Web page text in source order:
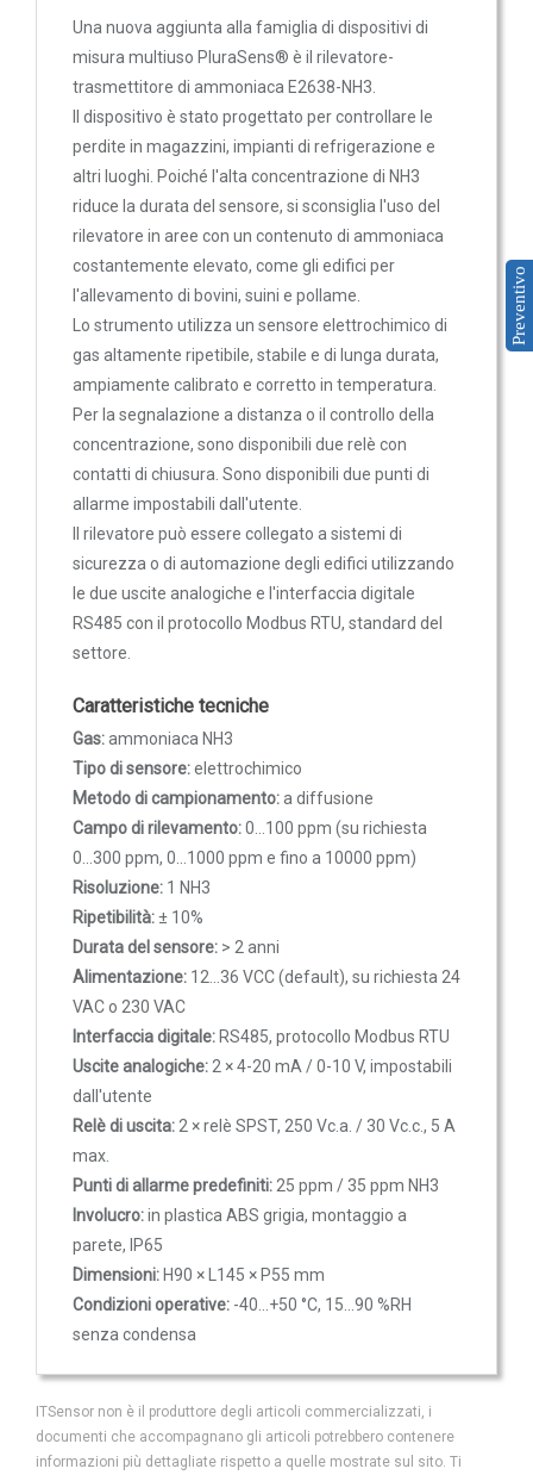
Una nuova aggiunta alla famiglia di dispositivi di
misura multiuso PluraSens® è il rilevatore-
trasmettitore di ammoniaca E2638-NH3.
Il dispositivo è stato progettato per controllare le
perdite in magazzini, impianti di refrigerazione e
altri luoghi. Poiché l'alta concentrazione di NH3
riduce la durata del sensore, si sconsiglia l'uso del
rilevatore in aree con un contenuto di ammoniaca
costantemente elevato, come gli edifici per
l'allevamento di bovini, suini e pollame.
Lo strumento utilizza un sensore elettrochimico di
gas altamente ripetibile, stabile e di lunga durata,
ampiamente calibrato e corretto in temperatura.
Per la segnalazione a distanza o il controllo della
concentrazione, sono disponibili due relè con
contatti di chiusura. Sono disponibili due punti di
allarme impostabili dall'utente.
Il rilevatore può essere collegato a sistemi di
sicurezza o di automazione degli edifici utilizzando
le due uscite analogiche e l'interfaccia digitale
RS485 con il protocollo Modbus RTU, standard del
settore.
Caratteristiche tecniche
Gas:ammoniaca NH3
Tipo di sensore:elettrochimico
Metodo di campionamento:a diffusione
Campo di rilevamento:0...100 ppm (su richiesta
0...300 ppm, 0...1000 ppm e fino a 10000 ppm)
Risoluzione: 1 NH3
Ripetibilità:± 10%
Durata del sensore: > 2 anni
Alimentazione: 12...36 VCC (default), su richiesta 24
VAC o 230 VAC
Interfaccia digitale: RS485, protocollo Modbus RTU
Uscite analogiche:2 × 4-20 mA / 0-10 V, impostabili
dall'utente
Relè di uscita:2 × relè SPST, 250 Vc.a. / 30 Vc.c., 5 A
max.
Punti di allarme predefiniti:25 ppm / 35 ppm NH3
Involucro:in plastica ABS grigia, montaggio a
parete, IP65
Dimensioni: H90 × L145 × P55 mm
Condizioni operative: -40...+50 °C, 15...90 %RH
senza condensa
ITSensor non è il produttore degli articoli commercializzati, i
documenti che accompagnano gli articoli potrebbero contenere
informazioni più dettagliate rispetto a quelle mostrate sul sito. Ti
Pressostati
Sonde di flusso
Flussostati
Misuratori di portata aria
Sonde di livello
QUALITA'
DELL'ARIA
Sonde CO2
Sonde CO2 ambiente
Sonde CO2 da canale
Sonde VOC - Componenti Organici Volatili
Sonde VOC ambiente
Sonde VOC da canale
Sonde di polveri sottili PM
Sonde PM ambiente
Sonde combinate
Sonde combinate da canale
MOVIMENTO
Sensori di luminosità
Sensori di movimento
Sensori di luminosità movimento e
temperatura
Solarimetri e Piranometri
Dispositivi LoRaWAN
Sensori LoRaWAN
Contatori e Convertitori LoRaWAN
Gateway LoRaWAN
Dispositivi Narrow Band
Modem NB-IoT
Moduli I/O
Gateway
DATA
Preventivo